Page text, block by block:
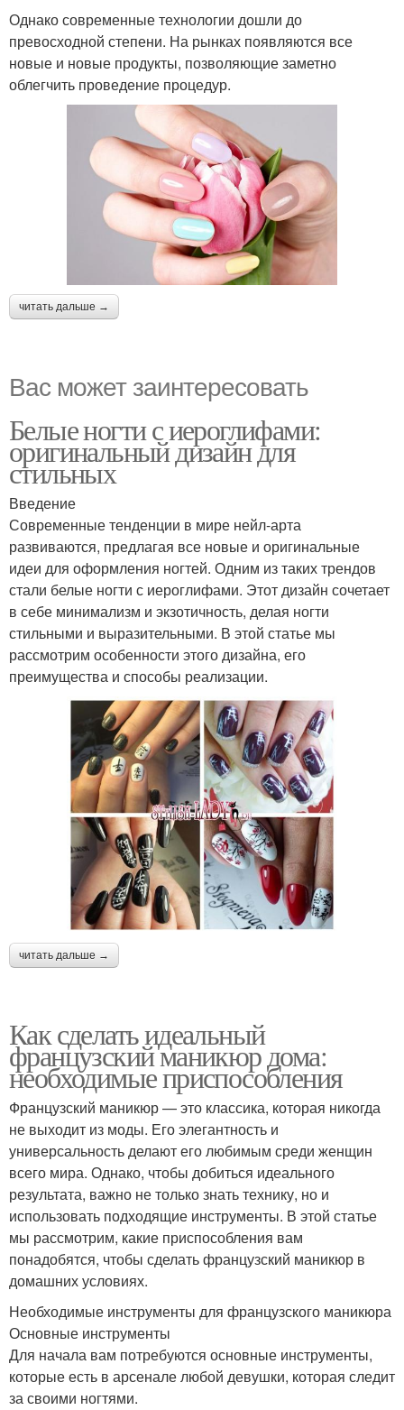
Однако современные технологии дошли до
превосходной степени. На рынках появляются все
новые и новые продукты, позволяющие заметно
облегчить проведение процедур.
читать дальше →
Вас может заинтересовать
Белые ногти с иероглифами:
оригинальный дизайн для
стильных
Введение
Современные тенденции в мире нейл-арта
развиваются, предлагая все новые и оригинальные
идеи для оформления ногтей. Одним из таких трендов
стали белые ногти с иероглифами. Этот дизайн сочетает
в себе минимализм и экзотичность, делая ногти
стильными и выразительными. В этой статье мы
рассмотрим особенности этого дизайна, его
преимущества и способы реализации.
читать дальше →
Как сделать идеальный
французский маникюр дома:
необходимые приспособления
Французский маникюр — это классика, которая никогда
не выходит из моды. Его элегантность и
универсальность делают его любимым среди женщин
всего мира. Однако, чтобы добиться идеального
результата, важно не только знать технику, но и
использовать подходящие инструменты. В этой статье
мы рассмотрим, какие приспособления вам
понадобятся, чтобы сделать французский маникюр в
домашних условиях.
Необходимые инструменты для французского маникюра
Основные инструменты
Для начала вам потребуются основные инструменты,
которые есть в арсенале любой девушки, которая следит
за своими ногтями.